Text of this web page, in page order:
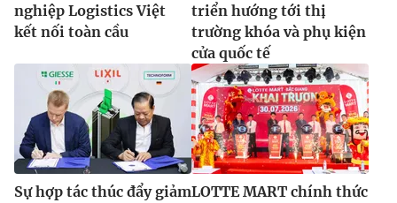
nghiệp Logistics Việt
kết nối toàn cầu
triển hướng tới thị
trường khóa và phụ kiện
cửa quốc tế
Sự hợp tác thúc đẩy giảmLOTTE MART chính thức